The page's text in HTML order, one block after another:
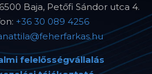
Baja, Petőfi Sándor utca 4.
+36 30 089 4256
felelősségvállalás